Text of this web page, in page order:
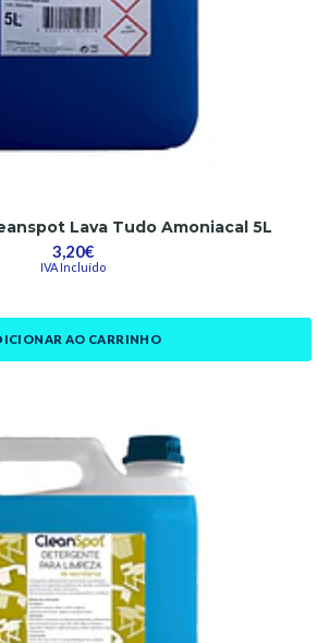
Lava Tudo Amoniacal 5L
3,20€
IVA Incluído
AO CARRINHO